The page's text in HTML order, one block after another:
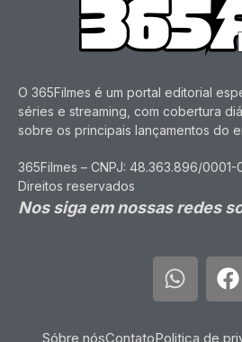
O 365Filmes é um portal editorial
séries e streaming, com cobertura
sobre os principais lançamentos do
365Filmes – CNPJ: 48.363.896/
Direitos reservados
Nos siga em nossas redes
Sóbre nósContatoPolitica de